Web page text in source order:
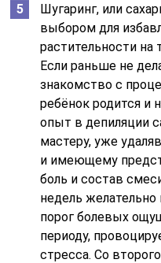
Шугаринг, или
выбором для
растительности на
Если раньше не
знакомство с
ребёнок родится и
опыт в депиляции
мастеру, уже
и имеющему
боль и состав
недель желательно
порог болевых
периоду,
стресса. Со